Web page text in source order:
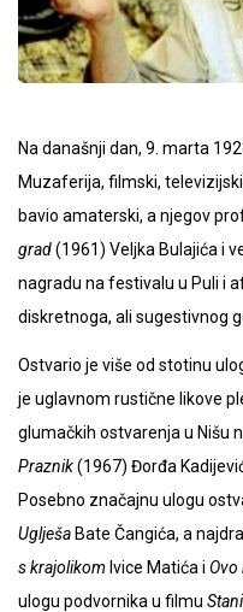
Na današnji dan, 9. marta
Muzaferija, filmski,
bavio amaterski, a njegov
grad(1961) Veljka Bulajića i
nagradu na festivalu u Puli i
diskretnoga, ali sugestivnog
Ostvario je više od stotinu
je uglavnom rustične likove
glumačkih ostvarenja u Nišu
Praznik(1967) Đorđa
Posebno značajnu ulogu
Uglješa Bate Čangića, a
s krajolikom Ivice Matića i Ovo
ulogu podvornika u filmu